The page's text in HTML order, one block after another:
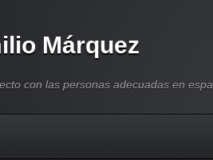
Márquez
con las personas adecuadas en